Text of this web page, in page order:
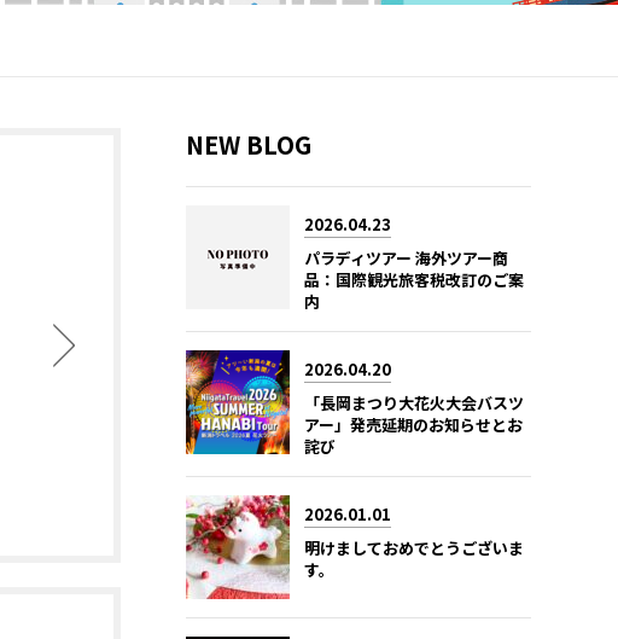
NEW BLOG
2026.04.23
パラディツアー 海外ツアー商
品：国際観光旅客税改訂のご案
内
2026.04.20
「長岡まつり大花火大会バスツ
アー」発売延期のお知らせとお
詫び
2026.01.01
明けましておめでとうございま
す。